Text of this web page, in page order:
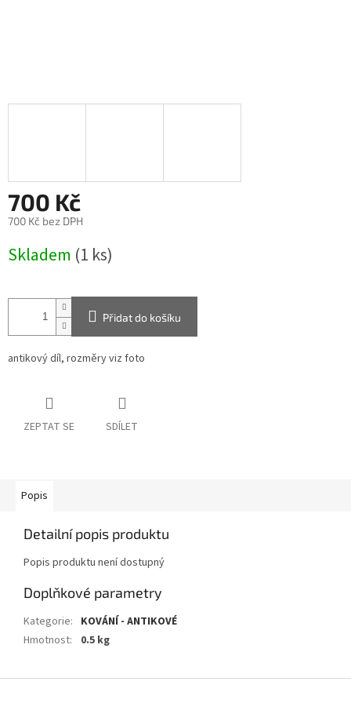
700 Kč
700 Kč bez DPH
cena:
Skladem (1 ks)
Přidat do košíku
antikový díl, rozměry viz foto
ZEPTAT SE SDÍLET
Popis
Detailní popis produktu
Popis produktu není dostupný
Doplňkové parametry
Kategorie: KOVÁNÍ - ANTIKOVÉ
Hmotnost: 0.5 kg